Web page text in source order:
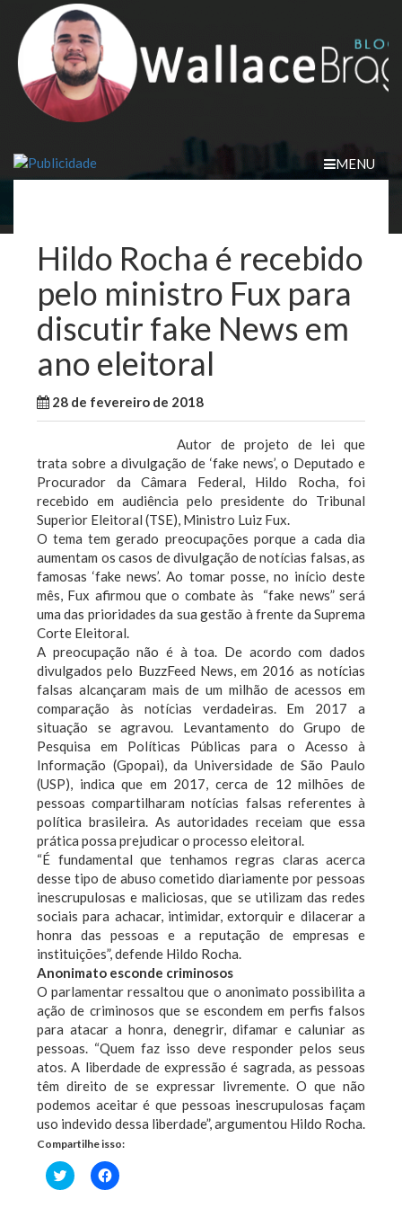
content
MENU
Hildo Rocha é recebido
pelo ministro Fux para
discutir fake News em
ano eleitoral
28 de fevereiro de 2018
Autor de projeto de lei que
trata sobre a divulgação de ‘fake news’, o Deputado e
Procurador da Câmara Federal, Hildo Rocha, foi
recebido em audiência pelo presidente do Tribunal
Superior Eleitoral (TSE), Ministro Luiz Fux.
O tema tem gerado preocupações porque a cada dia
aumentam os casos de divulgação de notícias falsas, as
famosas ‘fake news’. Ao tomar posse, no início deste
mês, Fux afirmou que o combate às “fake news” será
uma das prioridades da sua gestão à frente da Suprema
Corte Eleitoral.
A preocupação não é à toa. De acordo com dados
divulgados pelo BuzzFeed News, em 2016 as notícias
falsas alcançaram mais de um milhão de acessos em
comparação às notícias verdadeiras. Em 2017 a
situação se agravou. Levantamento do Grupo de
Pesquisa em Políticas Públicas para o Acesso à
Informação (Gpopai), da Universidade de São Paulo
(USP), indica que em 2017, cerca de 12 milhões de
pessoas compartilharam notícias falsas referentes à
política brasileira. As autoridades receiam que essa
prática possa prejudicar o processo eleitoral.
“É fundamental que tenhamos regras claras acerca
desse tipo de abuso cometido diariamente por pessoas
inescrupulosas e maliciosas, que se utilizam das redes
sociais para achacar, intimidar, extorquir e dilacerar a
honra das pessoas e a reputação de empresas e
instituições”, defende Hildo Rocha.
Anonimato esconde criminosos
O parlamentar ressaltou que o anonimato possibilita a
ação de criminosos que se escondem em perfis falsos
para atacar a honra, denegrir, difamar e caluniar as
pessoas. “Quem faz isso deve responder pelos seus
atos. A liberdade de expressão é sagrada, as pessoas
têm direito de se expressar livremente. O que não
podemos aceitar é que pessoas inescrupulosas façam
uso indevido dessa liberdade”, argumentou Hildo Rocha.
Compartilhe isso:
Clique
para
Clique
para